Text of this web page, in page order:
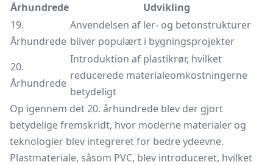
Århundrede
Udvikling
19.
Århundrede
Anvendelsen af ler- og betonstrukturer
bliver populært i bygningsprojekter
20.
Århundrede
Introduktion af plastikrør, hvilket
reducerede materialeomkostningerne
betydeligt
Op igennem det 20. århundrede blev der gjort
betydelige fremskridt, hvor moderne materialer og
teknologier blev integreret for bedre ydeevne.
Plastmateriale, såsom PVC, blev introduceret, hvilket